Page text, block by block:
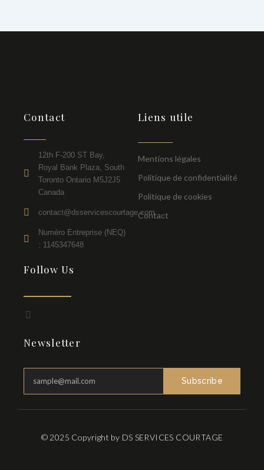
Contact
12th F-200 ST Bay,
Royal Bank Plaza, South
Toronto Ontario M5J2J5
Canada
contact@dsservicescourtage.com
Numéro Entreprise (NEQ)
: 1145347648
Liens utile
Mentions légales
Politique de confidentialité
Politique de cookies
Contact
Follow Us
F
e
o
Newsletter
Subscribe
© 2025 Copyright by DS SERVICES COURTAGE